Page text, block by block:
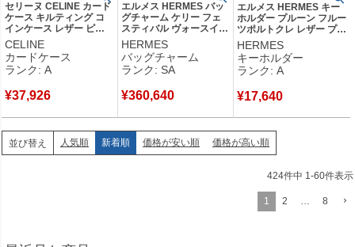
セリーヌ CELINE カード
ケース キルティング コ
インケース レザー ピン
ク ゴールド金具 コイン
ケース フラグメントケー
ス 【中古】中古美品
CELINE
カードケース
ランク: A
¥37,926
エルメス HERMES バッ
グチャーム ケリー フェ
スティバル ヴォースイフ
ト ゴールド シルバー金
具 茶 2024年製
H084665CK37 W 【箱】
【中古】新品同様品
HERMES
バッグチャーム
ランク: SA
¥360,640
エルメス HERMES キー
ホルダー プルーン フルー
ツポルトクレ レザー プル
ーン シルバー金具 プラム
フルーツモチーフ チャー
ム 【箱】 【中古】中古美
品
HERMES
キーホルダー
ランク: A
¥17,640
並び替え 人気順 新着順 価格が安い順 価格が高い順
424件中 1-60件表示
1 2 … 8